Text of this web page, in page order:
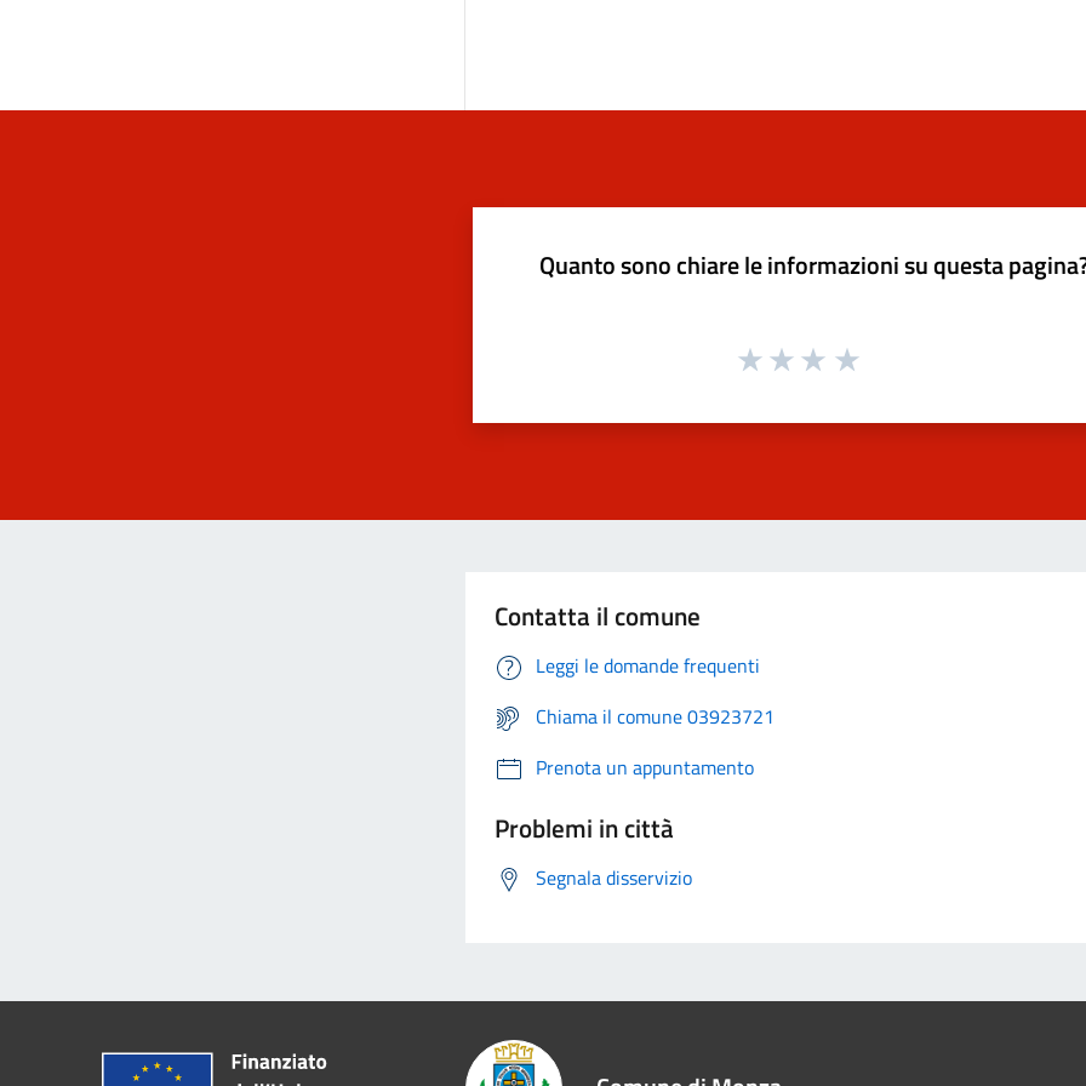
Quanto sono chiare le informazioni su questa
Contatta il comune
Leggi le domande frequenti
Chiama il comune 03923721
Prenota un appuntamento
Problemi in città
Segnala disservizio